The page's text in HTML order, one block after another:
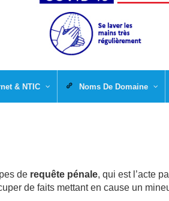
& NTIC Noms De Domaine
de requête pénale, qui est l’acte
de faits mettant en cause un